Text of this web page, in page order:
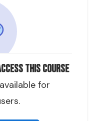
this course
for